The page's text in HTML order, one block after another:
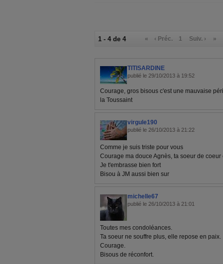
1 - 4 de 4 « ‹ Préc. 1 Suiv. › »
TITISARDINE
publié le 29/10/2013 à 19:52
Courage, gros bisous c'est une mauvaise
la Toussaint
virgule190
publié le 26/10/2013 à 21:22
Comme je suis triste pour vous
Courage ma douce Agnès, ta soeur de
Je t'embrasse bien fort
Bisou à JM aussi bien sur
michelle67
publié le 26/10/2013 à 21:01
Toutes mes condoléances.
Ta soeur ne souffre plus, elle repose en paix.
Courage.
Bisous de réconfort.